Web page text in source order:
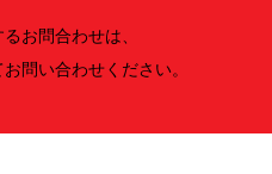
お問合わせは、
問い合わせください。